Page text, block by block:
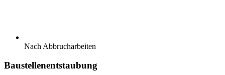
Nach Abbrucharbeiten
Baustellenentstaubung